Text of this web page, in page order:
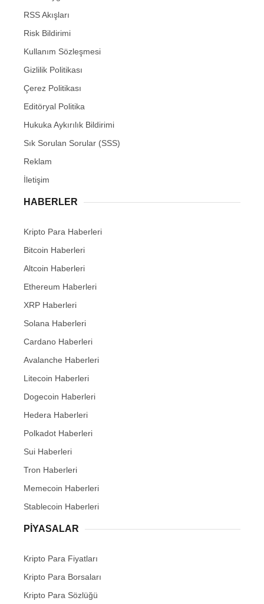
RSS Akışları
Risk Bildirimi
Kullanım Sözleşmesi
Gizlilik Politikası
Çerez Politikası
Editöryal Politika
Hukuka Aykırılık Bildirimi
Sık Sorulan Sorular (SSS)
Reklam
İletişim
HABERLER
Kripto Para Haberleri
Bitcoin Haberleri
Altcoin Haberleri
Ethereum Haberleri
XRP Haberleri
Solana Haberleri
Cardano Haberleri
Avalanche Haberleri
Litecoin Haberleri
Dogecoin Haberleri
Hedera Haberleri
Polkadot Haberleri
Sui Haberleri
Tron Haberleri
Memecoin Haberleri
Stablecoin Haberleri
PIYASALAR
Kripto Para Fiyatları
Kripto Para Borsaları
Kripto Para Sözlüğü